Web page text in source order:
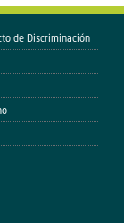
de Discriminación